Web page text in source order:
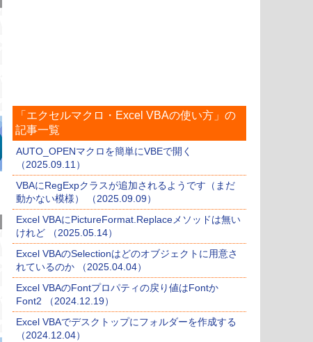
「エクセルマクロ・Excel VBAの使い方」の
記事一覧
AUTO_OPENマクロを簡単にVBEで開く
（2025.09.11）
VBAにRegExpクラスが追加されるようです（まだ
動かない模様） （2025.09.09）
Excel VBAにPictureFormat.Replaceメソッドは無い
けれど （2025.05.14）
Excel VBAのSelectionはどのオブジェクトに用意さ
れているのか （2025.04.04）
Excel VBAのFontプロパティの戻り値はFontか
Font2 （2024.12.19）
Excel VBAでデスクトップにフォルダーを作成する
（2024.12.04）